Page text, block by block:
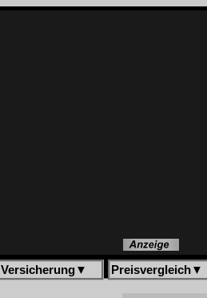
Versicherung▼ Preisvergleich▼